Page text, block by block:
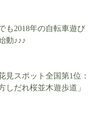
も2018年の自転車遊び
動♪♪♪
見スポット全国第1位：
しだれ桜並木遊歩道」